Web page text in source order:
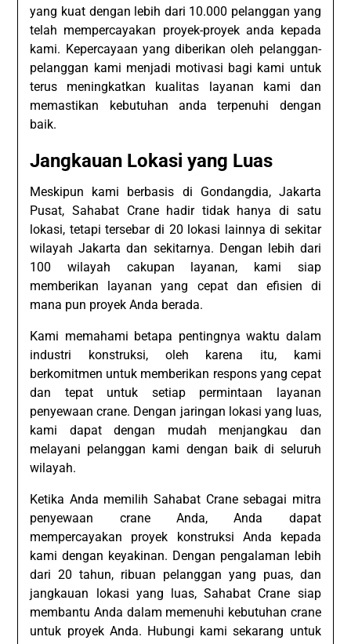
yang kuat dengan lebih dari 10.000 pelanggan yang
telah mempercayakan proyek-proyek anda kepada
kami. Kepercayaan yang diberikan oleh pelanggan-
pelanggan kami menjadi motivasi bagi kami untuk
terus meningkatkan kualitas layanan kami dan
memastikan kebutuhan anda terpenuhi dengan
baik.
Jangkauan Lokasi yang Luas
Meskipun kami berbasis di Gondangdia, Jakarta
Pusat, Sahabat Crane hadir tidak hanya di satu
lokasi, tetapi tersebar di 20 lokasi lainnya di sekitar
wilayah Jakarta dan sekitarnya. Dengan lebih dari
100 wilayah cakupan layanan, kami siap
memberikan layanan yang cepat dan efisien di
mana pun proyek Anda berada.
Kami memahami betapa pentingnya waktu dalam
industri konstruksi, oleh karena itu, kami
berkomitmen untuk memberikan respons yang cepat
dan tepat untuk setiap permintaan layanan
penyewaan crane. Dengan jaringan lokasi yang luas,
kami dapat dengan mudah menjangkau dan
melayani pelanggan kami dengan baik di seluruh
wilayah.
Ketika Anda memilih Sahabat Crane sebagai mitra
penyewaan crane Anda, Anda dapat
mempercayakan proyek konstruksi Anda kepada
kami dengan keyakinan. Dengan pengalaman lebih
dari 20 tahun, ribuan pelanggan yang puas, dan
jangkauan lokasi yang luas, Sahabat Crane siap
membantu Anda dalam memenuhi kebutuhan crane
untuk proyek Anda. Hubungi kami sekarang untuk